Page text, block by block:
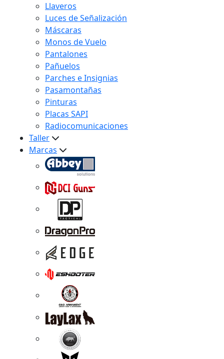
Llaveros
Luces de Señalización
Máscaras
Monos de Vuelo
Pantalones
Pañuelos
Parches e Insignias
Pasamontañas
Pinturas
Placas SAPI
Radiocomunicaciones
Taller
Marcas